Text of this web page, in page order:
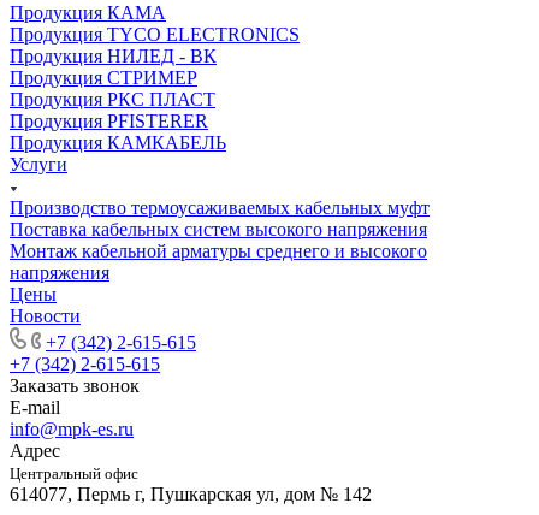
Продукция КАМА
Продукция TYCO ELECTRONICS
Продукция НИЛЕД - ВК
Продукция СТРИМЕР
Продукция РКС ПЛАСТ
Продукция PFISTERER
Продукция КАМКАБЕЛЬ
Услуги
Производство термоусаживаемых кабельных муфт
Поставка кабельных систем высокого напряжения
Монтаж кабельной арматуры среднего и высокого
напряжения
Цены
Новости
+7 (342) 2-615-615
+7 (342) 2-615-615
Заказать звонок
E-mail
info@mpk-es.ru
Адрес
Центральный офис
614077, Пермь г, Пушкарская ул, дом № 142